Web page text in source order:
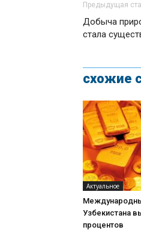
Предыдущая
Добыча
стала
схожие
Актуальное
Узбекистана
процентов